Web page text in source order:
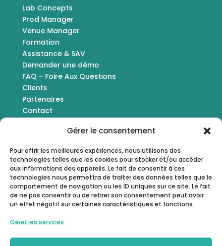
Gérer le consentement
Pour offrir les meilleures expériences, nous utilisons des
technologies telles que les cookies pour stocker et/ou accéder
aux informations des appareils. Le fait de consentir à ces
technologies nous permettra de traiter des données telles que le
comportement de navigation ou les ID uniques sur ce site. Le fait
de ne pas consentir ou de retirer son consentement peut avoir
un effet négatif sur certaines caractéristiques et fonctions.
Gérer les services
Lab Concepts
Prod Manager
Venue Manager
Formation
Assistance & SAV
Demander une démo
FAQ – Foire Aux Questions
Clients
Partenaires
Contact
Nous trouver
366 Allée Brémontier
33290 Le Pian Médoc, France
Demander une démo
Suivez-nous